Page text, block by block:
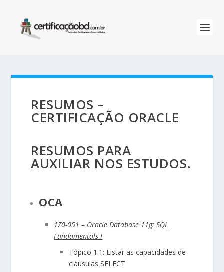
RESUMOS –
CERTIFICAÇÃO ORACLE
RESUMOS PARA
AUXILIAR NOS ESTUDOS.
OCA
1Z0-051 – Oracle Database 11g: SQL
Fundamentals I
Tópico 1.1: Listar as capacidades de
cláusulas SELECT